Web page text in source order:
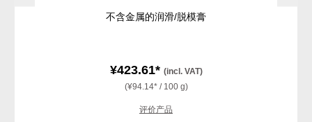
不含金属的润滑/脱模膏
¥423.61* (incl. VAT)
(¥94.14* / 100 g)
评价产品